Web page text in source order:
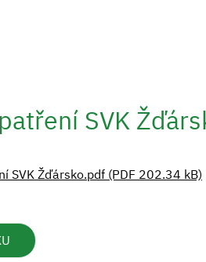
SVK
SVK Žďársko.pdf (PDF 202.34 kB)